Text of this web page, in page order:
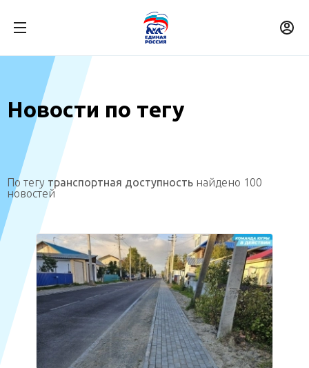
Новости по тегу
По тегу транспортная доступность найдено 100
новостей